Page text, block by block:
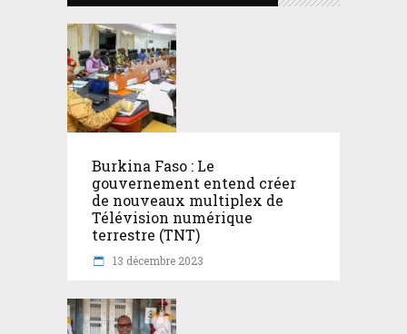
Burkina Faso : Le
gouvernement entend créer
de nouveaux multiplex de
Télévision numérique
terrestre (TNT)
13 décembre 2023